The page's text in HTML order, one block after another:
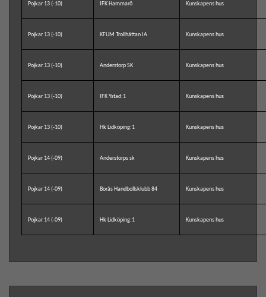
Pojkar 13 (-10) IFK Hammarö Kunskapens hus
Pojkar 13 (-10) KFUM Trollhättan IA Kunskapens hus
Pojkar 13 (-10) Anderstorp SK Kunskapens hus
Pojkar 13 (-10) IFK Ystad:1 Kunskapens hus
Pojkar 13 (-10) Hk Lidköping:1 Kunskapens hus
Pojkar 14 (-09) Anderstorps sk Kunskapens hus
Pojkar 14 (-09) Borås Handbollsklubb 84 Kunskapens hus
Pojkar 14 (-09) Hk Lidköping:1 Kunskapens hus